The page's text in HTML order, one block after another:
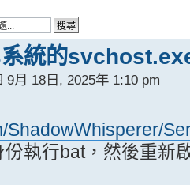
統的
9月 18日, 2025年 1:10 pm
ShadowWhisperer/
執行bat，然後重新